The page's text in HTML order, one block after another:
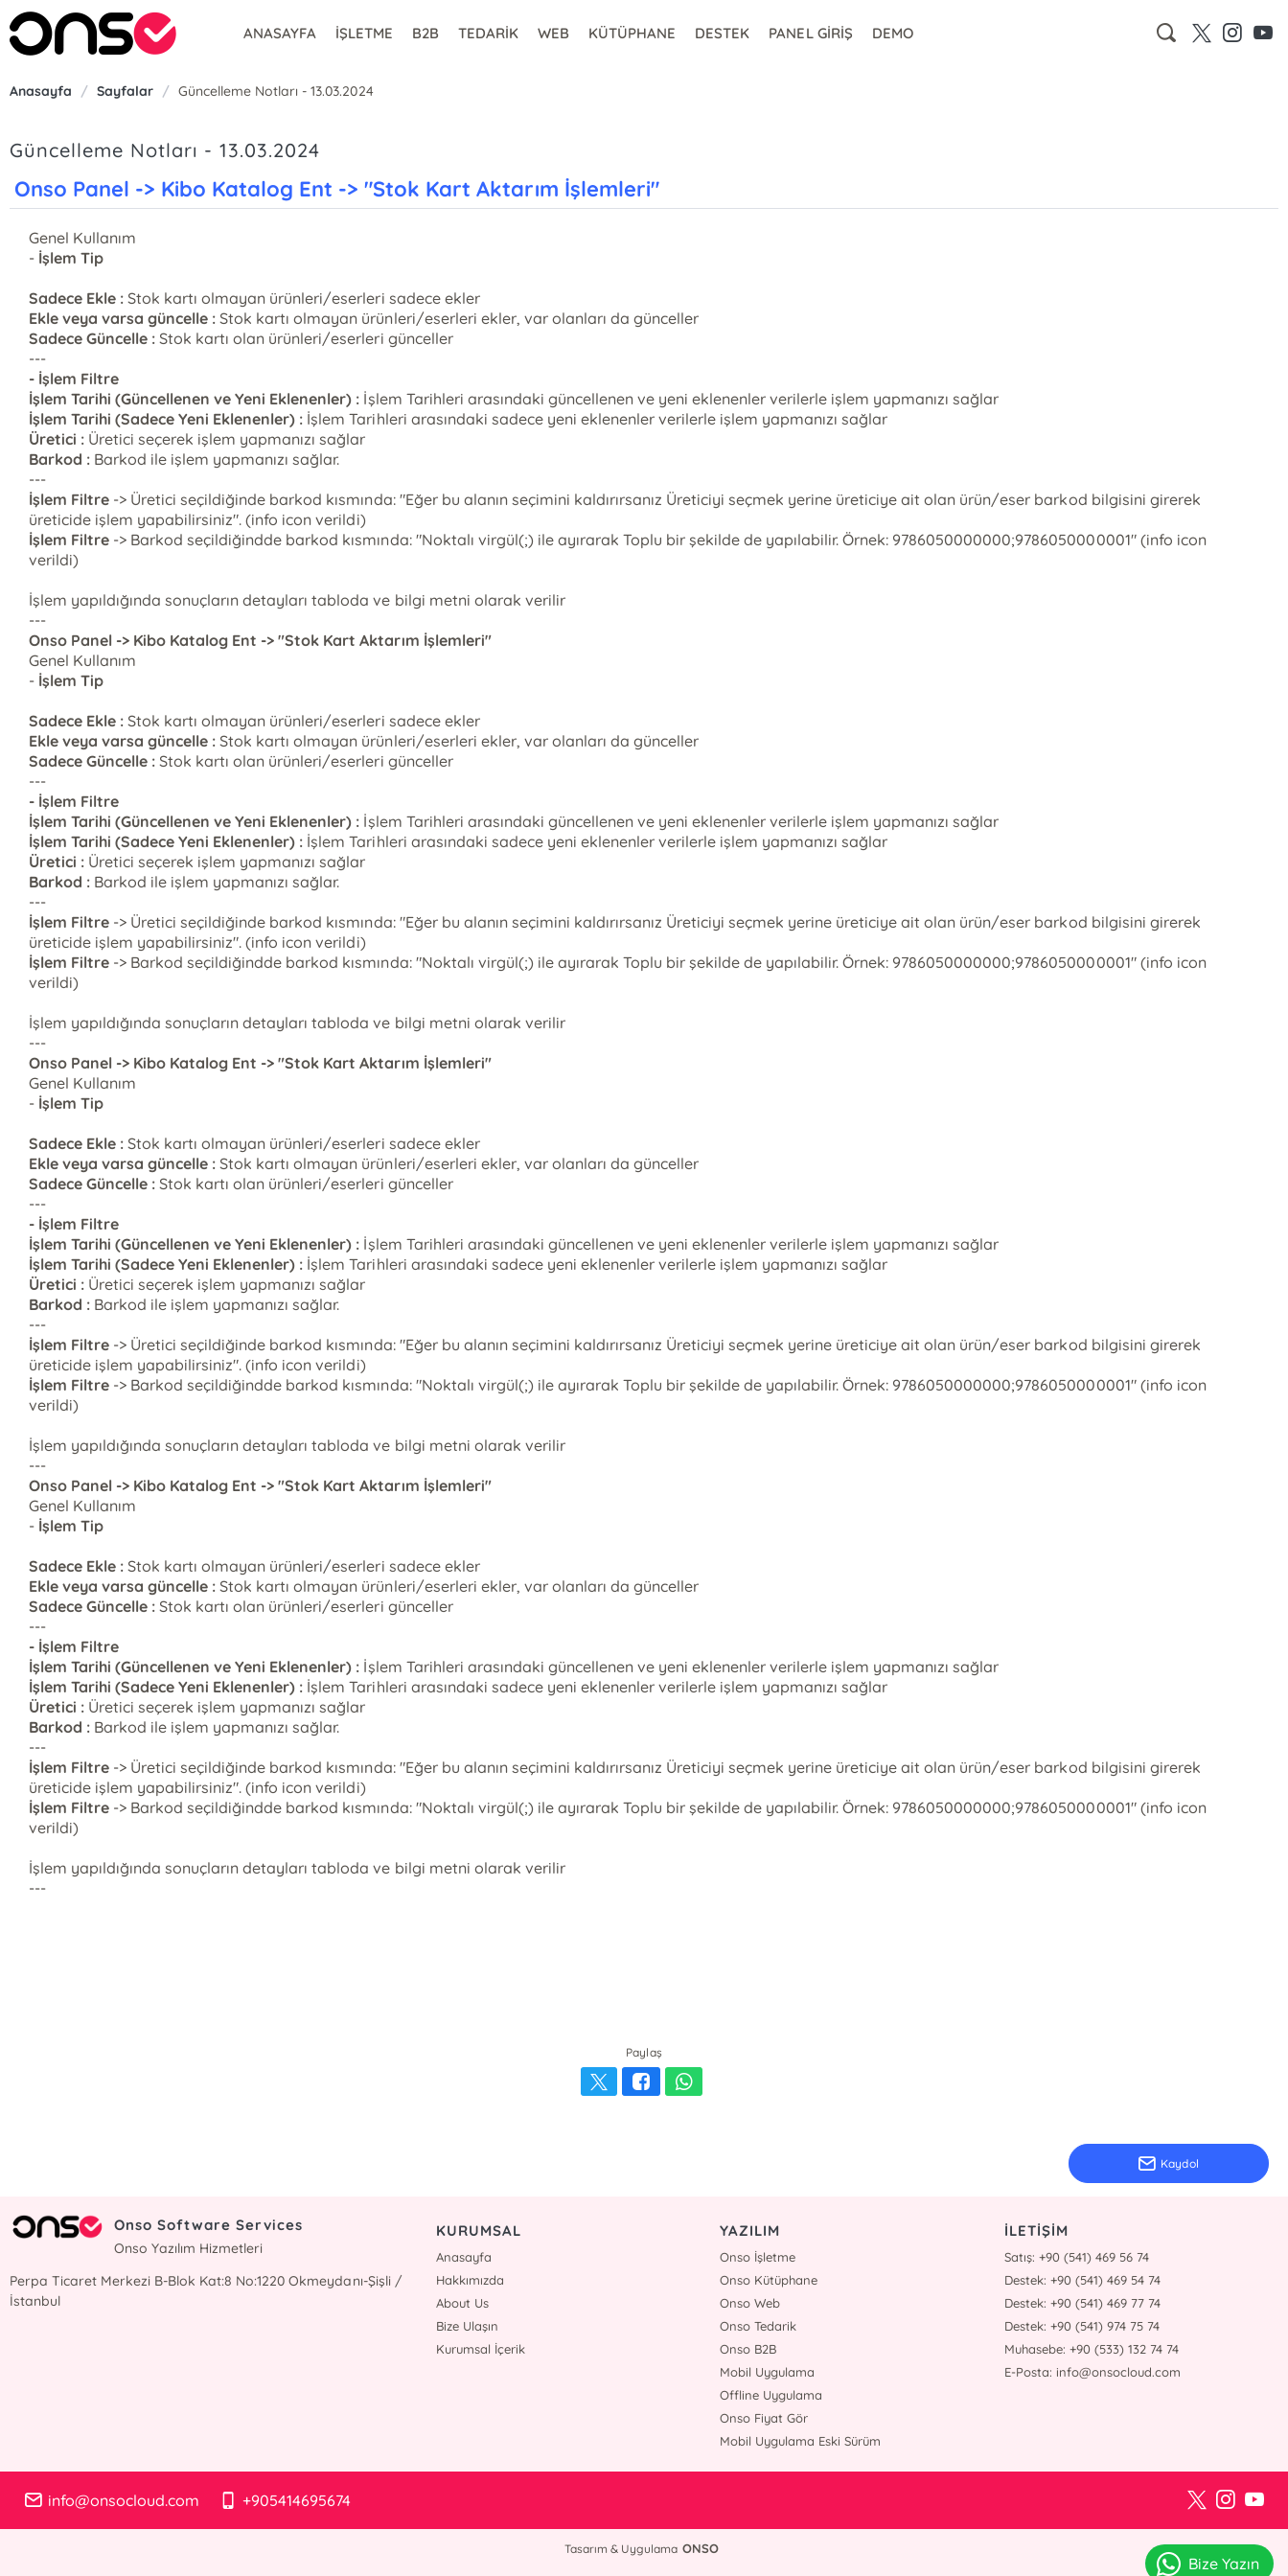
ANASAYFA İŞLETME B2B TEDARİK WEB KÜTÜPHANE DESTEK PANEL GİRİŞ DEMO
Anasayfa / Sayfalar / Güncelleme Notları - 13.03.2024
Güncelleme Notları - 13.03.2024
Onso Panel -> Kibo Katalog Ent -> "Stok Kart Aktarım İşlemleri"
Genel Kullanım
- İşlem Tip
Sadece Ekle : Stok kartı olmayan ürünleri/eserleri sadece ekler
Ekle veya varsa güncelle : Stok kartı olmayan ürünleri/eserleri ekler, var olanları da günceller
Sadece Güncelle : Stok kartı olan ürünleri/eserleri günceller
---
- İşlem Filtre
İşlem Tarihi (Güncellenen ve Yeni Eklenenler) : İşlem Tarihleri arasındaki güncellenen ve yeni eklenenler verilerle işlem yapmanızı sağlar
İşlem Tarihi (Sadece Yeni Eklenenler) : İşlem Tarihleri arasındaki sadece yeni eklenenler verilerle işlem yapmanızı sağlar
Üretici : Üretici seçerek işlem yapmanızı sağlar
Barkod : Barkod ile işlem yapmanızı sağlar.
---
İşlem Filtre -> Üretici seçildiğinde barkod kısmında: "Eğer bu alanın seçimini kaldırırsanız Üreticiyi seçmek yerine üreticiye ait olan ürün/eser barkod bilgisini girerek
üreticide işlem yapabilirsiniz". (info icon verildi)
İşlem Filtre -> Barkod seçildiğindde barkod kısmında: "Noktalı virgül(;) ile ayırarak Toplu bir şekilde de yapılabilir. Örnek: 9786050000000;9786050000001" (info icon
verildi)
İşlem yapıldığında sonuçların detayları tabloda ve bilgi metni olarak verilir
---
Onso Panel -> Kibo Katalog Ent -> "Stok Kart Aktarım İşlemleri"
Genel Kullanım
- İşlem Tip
Sadece Ekle : Stok kartı olmayan ürünleri/eserleri sadece ekler
Ekle veya varsa güncelle : Stok kartı olmayan ürünleri/eserleri ekler, var olanları da günceller
Sadece Güncelle : Stok kartı olan ürünleri/eserleri günceller
---
- İşlem Filtre
İşlem Tarihi (Güncellenen ve Yeni Eklenenler) : İşlem Tarihleri arasındaki güncellenen ve yeni eklenenler verilerle işlem yapmanızı sağlar
İşlem Tarihi (Sadece Yeni Eklenenler) : İşlem Tarihleri arasındaki sadece yeni eklenenler verilerle işlem yapmanızı sağlar
Üretici : Üretici seçerek işlem yapmanızı sağlar
Barkod : Barkod ile işlem yapmanızı sağlar.
---
İşlem Filtre -> Üretici seçildiğinde barkod kısmında: "Eğer bu alanın seçimini kaldırırsanız Üreticiyi seçmek yerine üreticiye ait olan ürün/eser barkod bilgisini girerek
üreticide işlem yapabilirsiniz". (info icon verildi)
İşlem Filtre -> Barkod seçildiğindde barkod kısmında: "Noktalı virgül(;) ile ayırarak Toplu bir şekilde de yapılabilir. Örnek: 9786050000000;9786050000001" (info icon
verildi)
İşlem yapıldığında sonuçların detayları tabloda ve bilgi metni olarak verilir
---
Onso Panel -> Kibo Katalog Ent -> "Stok Kart Aktarım İşlemleri"
Genel Kullanım
- İşlem Tip
Sadece Ekle : Stok kartı olmayan ürünleri/eserleri sadece ekler
Ekle veya varsa güncelle : Stok kartı olmayan ürünleri/eserleri ekler, var olanları da günceller
Sadece Güncelle : Stok kartı olan ürünleri/eserleri günceller
---
- İşlem Filtre
İşlem Tarihi (Güncellenen ve Yeni Eklenenler) : İşlem Tarihleri arasındaki güncellenen ve yeni eklenenler verilerle işlem yapmanızı sağlar
İşlem Tarihi (Sadece Yeni Eklenenler) : İşlem Tarihleri arasındaki sadece yeni eklenenler verilerle işlem yapmanızı sağlar
Üretici : Üretici seçerek işlem yapmanızı sağlar
Barkod : Barkod ile işlem yapmanızı sağlar.
---
İşlem Filtre -> Üretici seçildiğinde barkod kısmında: "Eğer bu alanın seçimini kaldırırsanız Üreticiyi seçmek yerine üreticiye ait olan ürün/eser barkod bilgisini girerek
üreticide işlem yapabilirsiniz". (info icon verildi)
İşlem Filtre -> Barkod seçildiğindde barkod kısmında: "Noktalı virgül(;) ile ayırarak Toplu bir şekilde de yapılabilir. Örnek: 9786050000000;9786050000001" (info icon
verildi)
İşlem yapıldığında sonuçların detayları tabloda ve bilgi metni olarak verilir
---
Onso Panel -> Kibo Katalog Ent -> "Stok Kart Aktarım İşlemleri"
Genel Kullanım
- İşlem Tip
Sadece Ekle : Stok kartı olmayan ürünleri/eserleri sadece ekler
Ekle veya varsa güncelle : Stok kartı olmayan ürünleri/eserleri ekler, var olanları da günceller
Sadece Güncelle : Stok kartı olan ürünleri/eserleri günceller
---
- İşlem Filtre
İşlem Tarihi (Güncellenen ve Yeni Eklenenler) : İşlem Tarihleri arasındaki güncellenen ve yeni eklenenler verilerle işlem yapmanızı sağlar
İşlem Tarihi (Sadece Yeni Eklenenler) : İşlem Tarihleri arasındaki sadece yeni eklenenler verilerle işlem yapmanızı sağlar
Üretici : Üretici seçerek işlem yapmanızı sağlar
Barkod : Barkod ile işlem yapmanızı sağlar.
---
İşlem Filtre -> Üretici seçildiğinde barkod kısmında: "Eğer bu alanın seçimini kaldırırsanız Üreticiyi seçmek yerine üreticiye ait olan ürün/eser barkod bilgisini girerek
üreticide işlem yapabilirsiniz". (info icon verildi)
İşlem Filtre -> Barkod seçildiğindde barkod kısmında: "Noktalı virgül(;) ile ayırarak Toplu bir şekilde de yapılabilir. Örnek: 9786050000000;9786050000001" (info icon
verildi)
İşlem yapıldığında sonuçların detayları tabloda ve bilgi metni olarak verilir
---
Paylaş
Kaydol
Onso Software Services
Onso Yazılım Hizmetleri
Perpa Ticaret Merkezi B-Blok Kat:8 No:1220 Okmeydanı-Şişli /
İstanbul
KURUMSAL
Anasayfa
Hakkımızda
About Us
Bize Ulaşın
Kurumsal İçerik
YAZILIM
Onso İşletme
Onso Kütüphane
Onso Web
Onso Tedarik
Onso B2B
Mobil Uygulama
Offline Uygulama
Onso Fiyat Gör
Mobil Uygulama Eski Sürüm
İLETİŞİM
Satış: +90 (541) 469 56 74
Destek: +90 (541) 469 54 74
Destek: +90 (541) 469 77 74
Destek: +90 (541) 974 75 74
Muhasebe: +90 (533) 132 74 74
E-Posta: info@onsocloud.com
info@onsocloud.com +905414695674
Tasarım & Uygulama ONSO
Bize Yazın